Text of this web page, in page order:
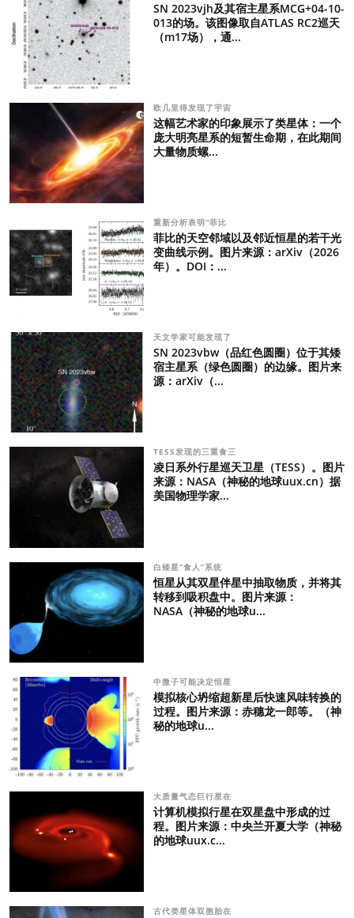
SN 2023vjh及其宿主星系MCG+04-10-
013的场。该图像取自ATLAS RC2巡天
（m17场），通...
欧几里得发现了宇宙
这幅艺术家的印象展示了类星体：一个
庞大明亮星系的短暂生命期，在此期间
大量物质螺...
重新分析表明“菲比
菲比的天空邻域以及邻近恒星的若干光
变曲线示例。图片来源：arXiv（2026
年）。DOI：...
天文学家可能发现了
SN 2023vbw（品红色圆圈）位于其矮
宿主星系（绿色圆圈）的边缘。图片来
源：arXiv（...
TESS发现的三重食三
凌日系外行星巡天卫星（TESS）。图片
来源：NASA（神秘的地球uux.cn）据
美国物理学家...
白矮星“食人”系统
恒星从其双星伴星中抽取物质，并将其
转移到吸积盘中。图片来源：
NASA（神秘的地球u...
中微子可能决定恒星
模拟核心坍缩超新星后快速风味转换的
过程。图片来源：赤穗龙一郎等。（神
秘的地球u...
大质量气态巨行星在
计算机模拟行星在双星盘中形成的过
程。图片来源：中央兰开夏大学（神秘
的地球uux.c...
古代类星体双胞胎在